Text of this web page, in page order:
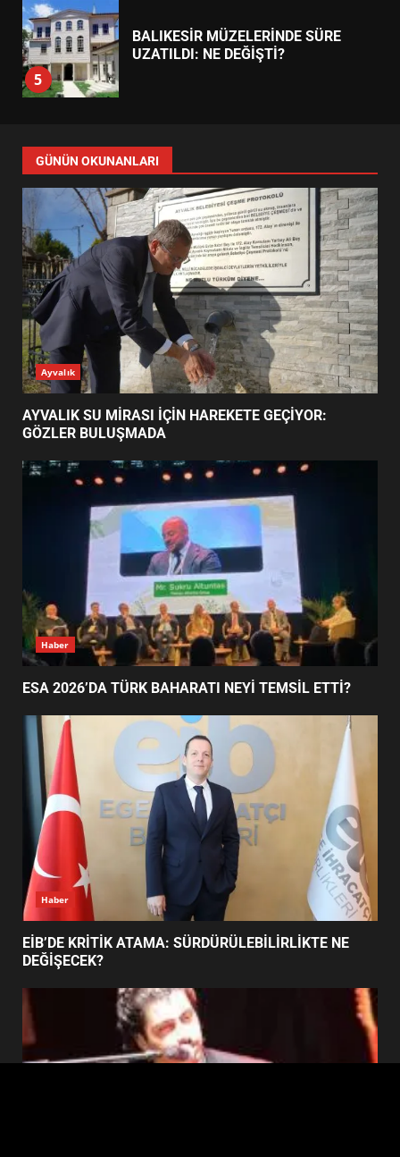
6
BURHANİYE SATRANÇ
TURNUVASI KAYITLARI NEYİ
DEĞİŞTİRİYOR?
7
YENİ YÖNETİM NASIL
ŞEKİLLENDİ?
1
AYVALIK SU MİRASI İÇİN
HAREKETE GEÇİYOR: GÖZLER
BULUŞMADA
2
ESA 2026’DA TÜRK BAHARATI
NEYİ TEMSİL ETTİ?
EİB’DE KRİTİK ATAMA:
SÜRDÜRÜLEBİLİRLİKTE NE
DEĞİŞECEK?
4
EDREMİT’İN GURURU TÜRKİYE
FİNALİNDE NE BAŞARDI?
5
UZATILDI: NE DEĞİŞTİ?
6
BURHANİYE SATRANÇ
TURNUVASI KAYITLARI NEYİ
DEĞİŞTİRİYOR?
BURHANİYE BELEDİYESPOR’DA
YENİ YÖNETİM NASIL
GÜNÜN OKUNANLARI
Ayvalık
AYVALIK SU MİRASI İÇİN HAREKETE GEÇİYOR:
GÖZLER BULUŞMADA
Haber
ESA 2026’DA TÜRK BAHARATI NEYİ TEMSİL ETTİ?
Haber
EİB’DE KRİTİK ATAMA: SÜRDÜRÜLEBİLİRLİKTE NE
DEĞİŞECEK?